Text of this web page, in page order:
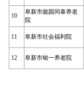
10
阜新市懿园同泰养老
院
11 阜新市社会福利院
12 阜新市铭一养老院